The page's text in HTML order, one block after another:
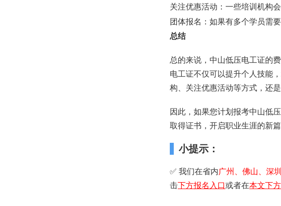
关注优惠活动：一些培训机构
团体报名：如果有多个学员需
总结
总的来说，中山低压电工证的
电工证不仅可以提升个人技能
构、关注优惠活动等方式，还
因此，如果您计划报考中山低
取得证书，开启职业生涯的新篇
小提示：
✅ 我们在省内广州、佛山、深
击下方报名入口或者在本文下